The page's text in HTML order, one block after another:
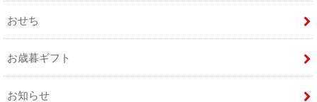
おせち
お歳暮ギフト
お知らせ